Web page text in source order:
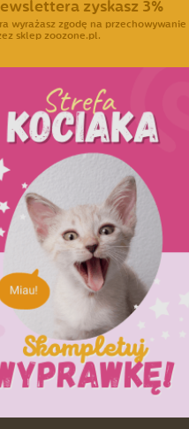
zyskasz 3%
wyrażasz zgodę na przechowywanie
sklep zoozone.pl.